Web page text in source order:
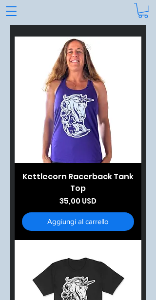
Kettlecorn Racerback Tank
Top
Prezzo
35,00 USD
Aggiungi al carrello